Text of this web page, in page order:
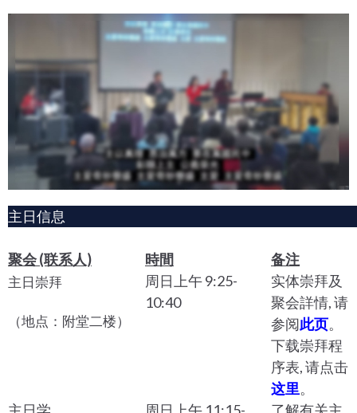
主日信息
聚会 (联系人) 時間 备注
主日崇拜
（地点：附堂二楼）
周日上午 9:25-
10:40
实体崇拜及
聚会詳情, 请
参阅此页。
下载崇拜程
序表, 请点击
这里。